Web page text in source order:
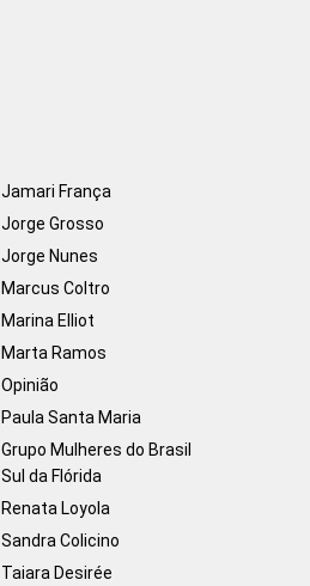
Jamari França
Jorge Grosso
Jorge Nunes
Marcus Coltro
Marina Elliot
Marta Ramos
Opinião
Paula Santa Maria
Grupo Mulheres do Brasil
Sul da Flórida
Renata Loyola
Sandra Colicino
Taiara Desirée